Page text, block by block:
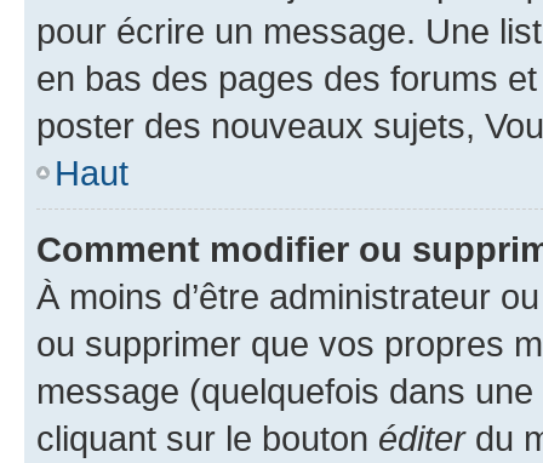
pour écrire un message. Une
en bas des pages des forums
poster des nouveaux sujets,
Haut
Comment modifier ou
À moins d’être administrateur
ou supprimer que vos propres
message (quelquefois dans
cliquant sur le bouton éditerdu